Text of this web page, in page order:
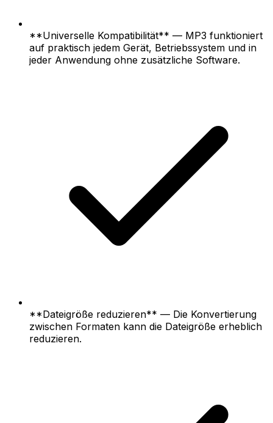
**Universelle Kompatibilität** — MP3 funktioniert
auf praktisch jedem Gerät, Betriebssystem und in
jeder Anwendung ohne zusätzliche Software.
**Dateigröße reduzieren** — Die Konvertierung
zwischen Formaten kann die Dateigröße erheblich
reduzieren.